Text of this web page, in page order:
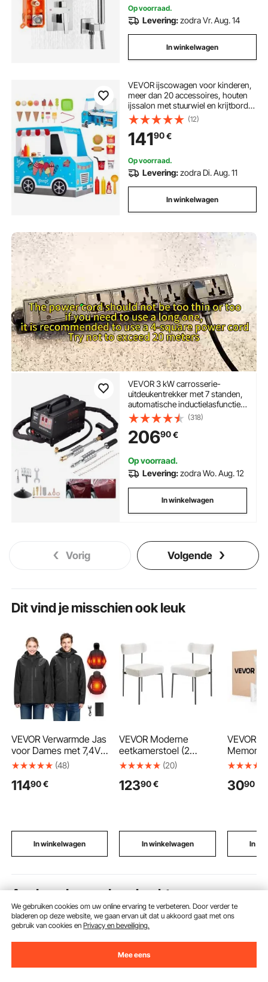
Op voorraad.
Levering:zodra Vr. Aug. 14
In winkelwagen
VEVOR ijscowagen voor kinderen,
meer dan 20 accessoires, houten
ijssalon met stuurwiel en krijtbord,
betaalscanner en vriezer, kraan en
wasbak, geschikt voor kinderen
van 3-7 jaar, blauw
(12)
14190€
Op voorraad.
Levering:zodra Di. Aug. 11
In winkelwagen
VEVOR 3 kW carrosserie-
uitdeukentrekker met 7 standen,
automatische inductielasfunctie,
220V uitdeukentrekker, 3500A
puntlasapparaat
(318)
20690€
Op voorraad.
Levering:zodra Wo. Aug. 12
In winkelwagen
Vorig Volgende
Dit vind je misschien ook leuk
VEVOR Verwarmde Jas
voor Dames met 7,4V
Batterij, Elektrische
Jas, Winddichte
Verwarmingszones en
3 Warmtestanden,
(48)
11490€
In winkelwagen
VEVOR Moderne
eetkamerstoel (2
stuks) Sherpa-stoel
kg) voor eettafels,
en zwarte metalen
poten, witte
(20)
12390 €
In winkelwagen
VEVOR
Memory
Rug-,
Zijslapers
3090
In
Aanbevolen zoekopdrachten
rateltakel vevor 200
We gebruiken cookies om uw online ervaring te verbeteren. Door verder te
bladeren op deze website, we gaan ervan uit dat u akkoord gaat met ons
gebruik van cookies enPrivacy en beveiliging.
Mee eens